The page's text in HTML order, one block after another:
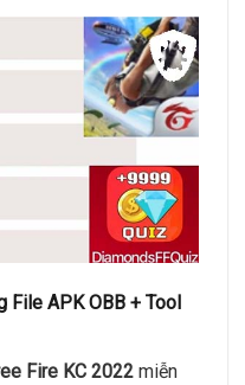
File APK OBB + Tool
Fire KC 2022 miễn